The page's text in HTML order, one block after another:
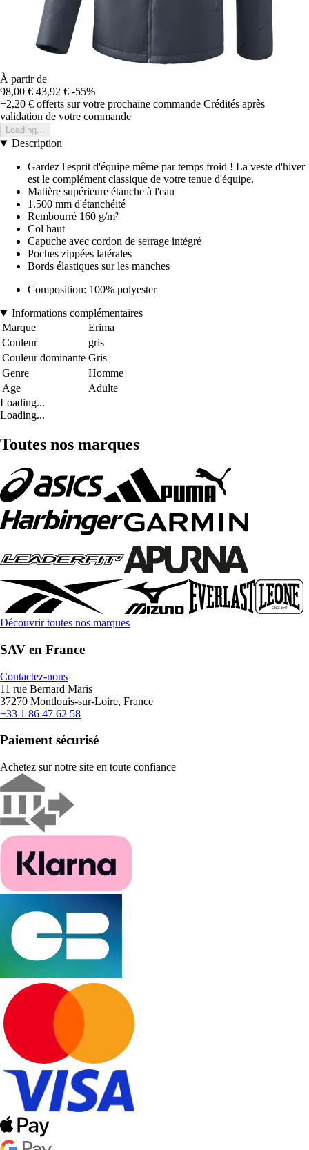
À partir de
98,00 € 43,92 € -55%
+2,20 € offerts sur votre prochaine commande Crédités après
validation de votre commande
Loading...
Description
Gardez l'esprit d'équipe même par temps froid ! La veste d'hiver
est le complément classique de votre tenue d'équipe.
Matière supérieure étanche à l'eau
1.500 mm d'étanchéité
Rembourré 160 g/m²
Col haut
Capuche avec cordon de serrage intégré
Poches zippées latérales
Bords élastiques sur les manches
Composition: 100% polyester
Informations complémentaires
Marque
Erima
Couleur
gris
Couleur dominante Gris
Genre
Homme
Age
Adulte
Loading...
Loading...
Toutes nos marques
Découvrir toutes nos marques
SAV en France
Contactez-nous
11 rue Bernard Maris
37270 Montlouis-sur-Loire, France
+33 1 86 47 62 58
Paiement sécurisé
Achetez sur notre site en toute confiance